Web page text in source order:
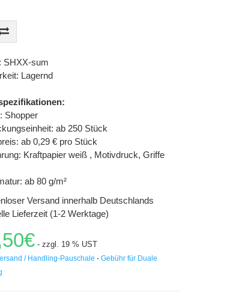
SHXX-sum
Lagernd
Shopper
ab 250 Stück
ab 0,29 € pro Stück
Kraftpapier weiß , Motivdruck, Griffe
ab 80 g/m²
Versand innerhalb Deutschlands
Lieferzeit (1-2 Werktage)
- zzgl. 19 % UST
/ Handling-Pauschale - Gebühr für Duale